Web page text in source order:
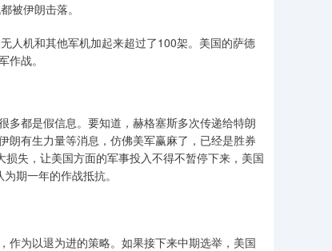
被伊朗击落。
人机和其他军机加起来超过了100架。美国的萨德
战。
多都是假信息。要知道，赫格塞斯多次传递给特朗
朗有生力量等消息，仿佛美军赢麻了，已经是胜券
失，让美国方面的军事投入不得不暂停下来，美国
期一年的作战抵抗。
作为以退为进的策略。如果接下来中期选举，美国